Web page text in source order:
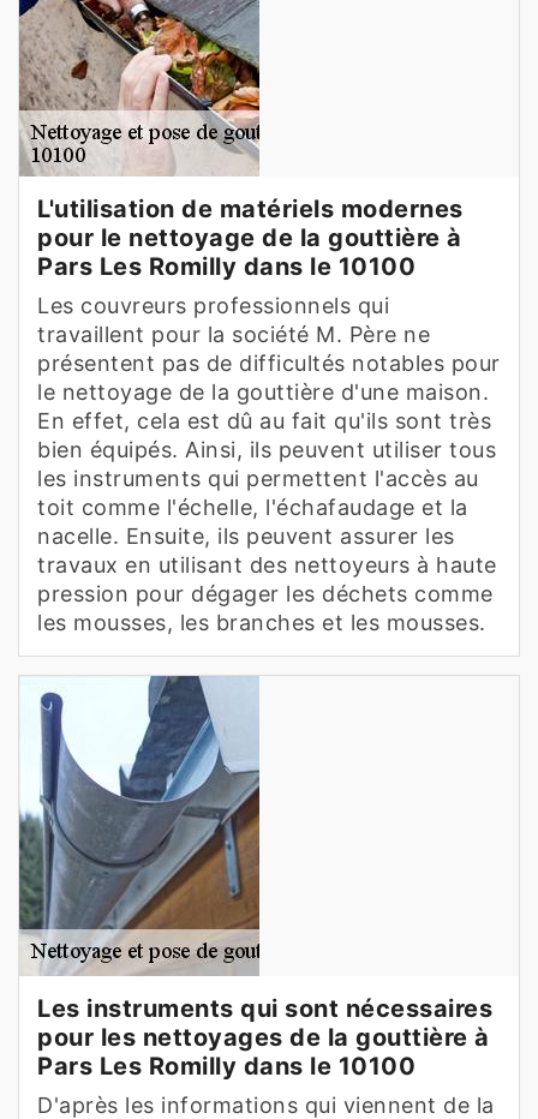
L'utilisation de matériels modernes
pour le nettoyage de la gouttière à
Pars Les Romilly dans le 10100
Les couvreurs professionnels qui
travaillent pour la société M. Père ne
présentent pas de difficultés notables pour
le nettoyage de la gouttière d'une maison.
En effet, cela est dû au fait qu'ils sont très
bien équipés. Ainsi, ils peuvent utiliser tous
les instruments qui permettent l'accès au
toit comme l'échelle, l'échafaudage et la
nacelle. Ensuite, ils peuvent assurer les
travaux en utilisant des nettoyeurs à haute
pression pour dégager les déchets comme
les mousses, les branches et les mousses.
Les instruments qui sont nécessaires
pour les nettoyages de la gouttière à
Pars Les Romilly dans le 10100
D'après les informations qui viennent de la